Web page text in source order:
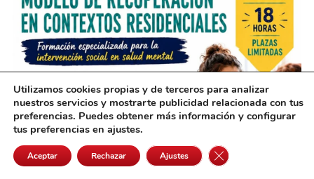
Una nueva formación gratuita en Alcázar
preparará a profesionales sobre salud mental
agosto 5, 2026
Utilizamos cookies propias y de terceros para analizar
nuestros servicios y mostrarte publicidad relacionada con tus
preferencias. Puedes obtener más información y configurar
tus preferencias en ajustes.
Aceptar Rechazar Ajustes Cerrar el banner de